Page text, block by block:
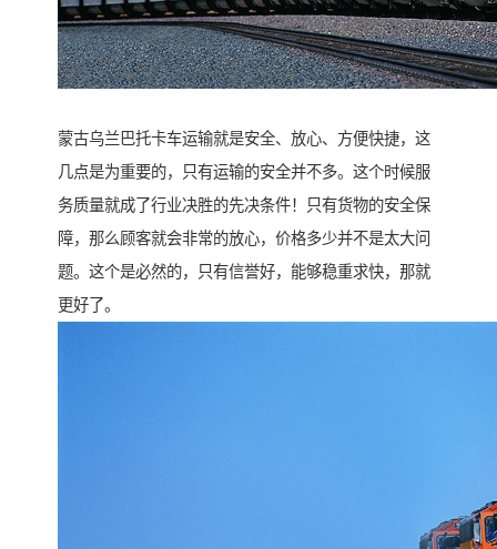
蒙古乌兰巴托卡车运输就是安全、放心、方便快捷，这
几点是为重要的，只有运输的安全并不多。这个时候服
务质量就成了行业决胜的先决条件！只有货物的安全保
障，那么顾客就会非常的放心，价格多少并不是太大问
题。这个是必然的，只有信誉好，能够稳重求快，那就
更好了。